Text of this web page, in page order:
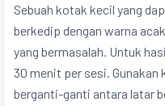
Sebuah kotak kecil yang
berkedip dengan warna
yang bermasalah. Untuk
30 menit per sesi.
berganti-ganti antara latar